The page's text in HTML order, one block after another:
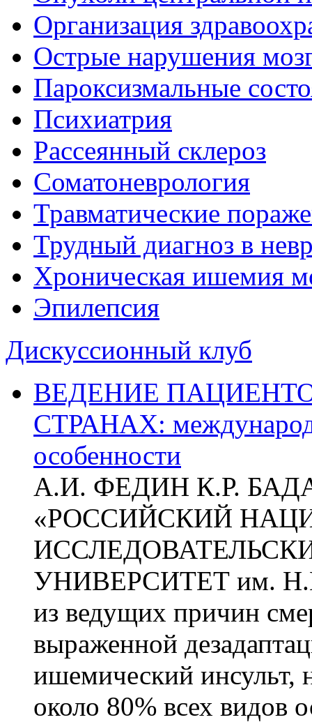
Организация
Острые нарушения
Пароксизмальные
Психиатрия
Рассеянный склероз
Соматоневрология
Травматические
Трудный диагноз в
Хроническая ишемия
Эпилепсия
Дискуссионный клуб
ВЕДЕНИЕ
СТРАНАХ:
особенности
А.И. ФЕДИН К.Р.
«РОССИЙСКИЙ
УНИВЕРСИТЕТ им.
из ведущих причин
выраженной
ишемический инсульт,
около 80% всех видов